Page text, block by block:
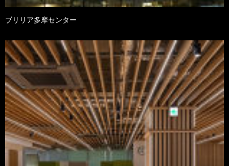
ブリリア多摩センター